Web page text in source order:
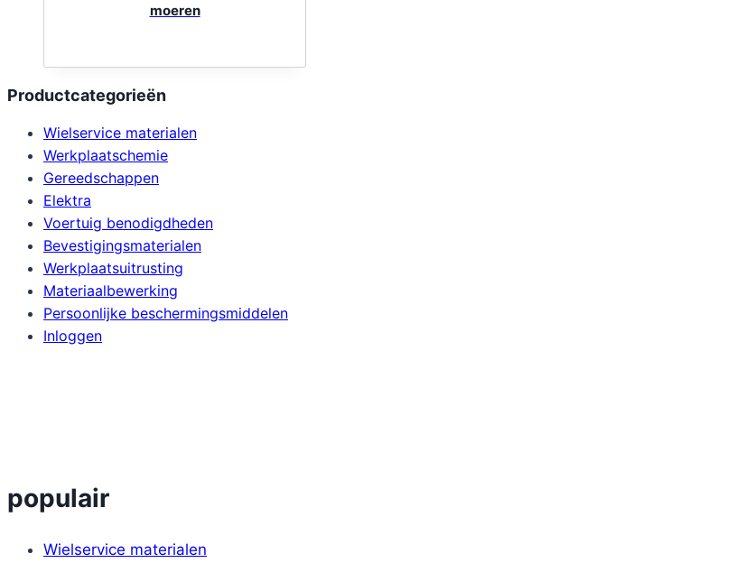
moeren
Productcategorieën
Wielservice materialen
Werkplaatschemie
Gereedschappen
Elektra
Voertuig benodigdheden
Bevestigingsmaterialen
Werkplaatsuitrusting
Materiaalbewerking
Persoonlijke beschermingsmiddelen
Inloggen
populair
Wielservice materialen